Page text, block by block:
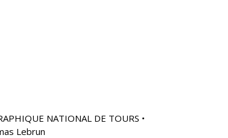
NATIONAL DE TOURS •
Lebrun